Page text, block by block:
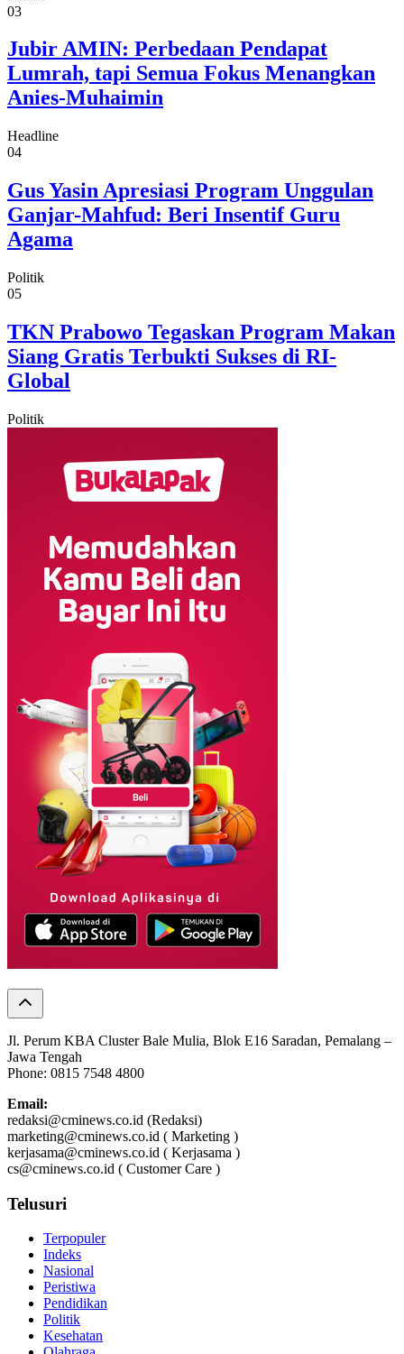
03
Jubir AMIN: Perbedaan Pendapat
Lumrah, tapi Semua Fokus Menangkan
Anies-Muhaimin
Headline
04
Gus Yasin Apresiasi Program Unggulan
Ganjar-Mahfud: Beri Insentif Guru
Agama
Politik
05
TKN Prabowo Tegaskan Program Makan
Siang Gratis Terbukti Sukses di RI-
Global
Politik
Jl. Perum KBA Cluster Bale Mulia, Blok E16 Saradan, Pemalang –
Jawa Tengah
Phone: 0815 7548 4800
Email:
redaksi@cminews.co.id (Redaksi)
marketing@cminews.co.id ( Marketing )
kerjasama@cminews.co.id ( Kerjasama )
cs@cminews.co.id ( Customer Care )
Telusuri
Terpopuler
Indeks
Nasional
Peristiwa
Pendidikan
Politik
Kesehatan